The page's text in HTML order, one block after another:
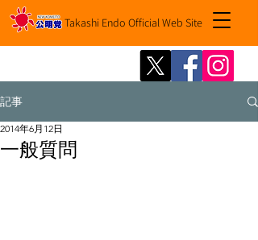
Takashi Endo Official Web Site
記事
一般質問
2014年6月12日